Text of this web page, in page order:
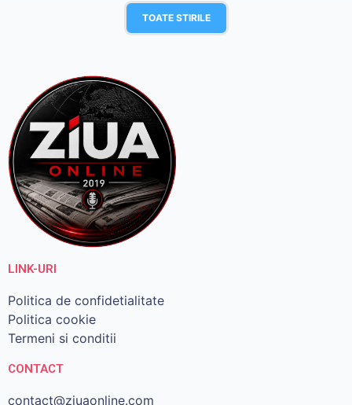
TOATE STIRILE
LINK-URI
Politica de confidetialitate
Politica cookie
Termeni si conditii
CONTACT
contact@ziuaonline.com